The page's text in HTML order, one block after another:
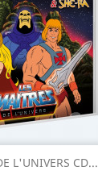
L'UNIVERS CD...
rapide